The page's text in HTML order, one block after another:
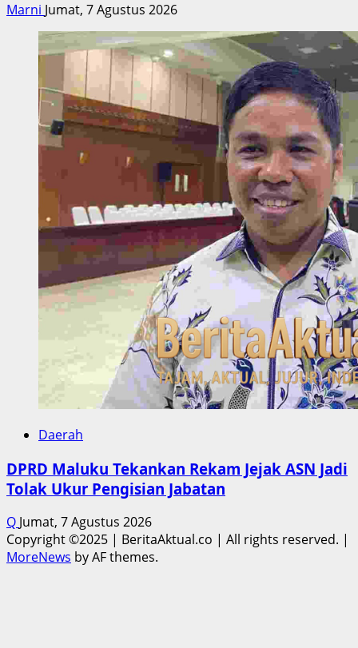
Marni Jumat, 7 Agustus 2026
Daerah
DPRD Maluku Tekankan Rekam Jejak ASN Jadi
Tolak Ukur Pengisian Jabatan
Q Jumat, 7 Agustus 2026
Copyright ©2025 | BeritaAktual.co | All rights reserved. |
MoreNews by AF themes.